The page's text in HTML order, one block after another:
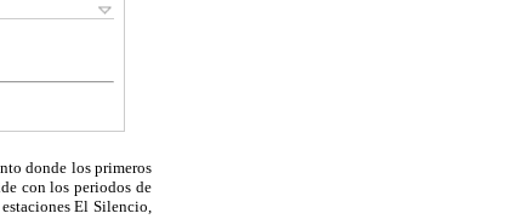
donde los primeros
con los periodos de
El Silencio,